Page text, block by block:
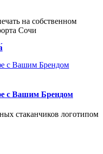
на собственном
Сочи
с Вашим Брендом
стаканчиков логотипом